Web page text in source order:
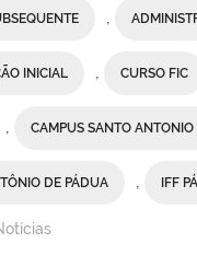
,
INICIAL , CURSO FIC
, CAMPUS SANTO ANTONIO
DE PÁDUA , IFF